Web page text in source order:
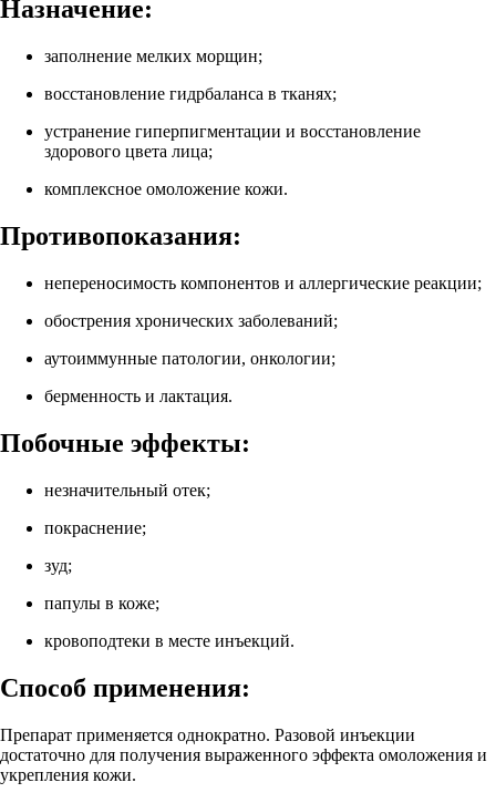
Назначение:
заполнение мелких морщин;
восстановление гидрбаланса в тканях;
устранение гиперпигментации и восстановление
здорового цвета лица;
комплексное омоложение кожи.
Противопоказания:
непереносимость компонентов и аллергические реакции;
обострения хронических заболеваний;
аутоиммунные патологии, онкологии;
берменность и лактация.
Побочные эффекты:
незначительный отек;
покраснение;
зуд;
папулы в коже;
кровоподтеки в месте инъекций.
Способ применения:
Препарат применяется однократно. Разовой инъекции
достаточно для получения выраженного эффекта омоложения и
укрепления кожи.